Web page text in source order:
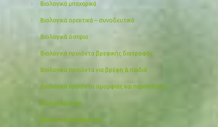
Βιολογικά μπαχαρικά
Βιολογικά ορεκτικά – συνοδευτικά
Βιολογικά όσπρια
Βιολογικά προϊόντα βρεφικής διατροφής
Βιολογικά προϊόντα για βρέφη & παιδιά
Βιολογικά προιόντα ομορφιάς και περιποίησης
Βιολογικά σνακ
Βιολογικά σπορόφυτα